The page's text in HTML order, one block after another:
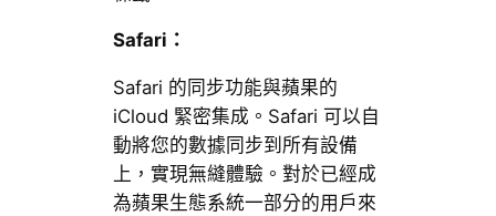
Safari：
Safari 的同步功能與蘋果的
iCloud 緊密集成。Safari 可以自
動將您的數據同步到所有設備
上，實現無縫體驗。對於已經成
為蘋果生態系統一部分的用戶來